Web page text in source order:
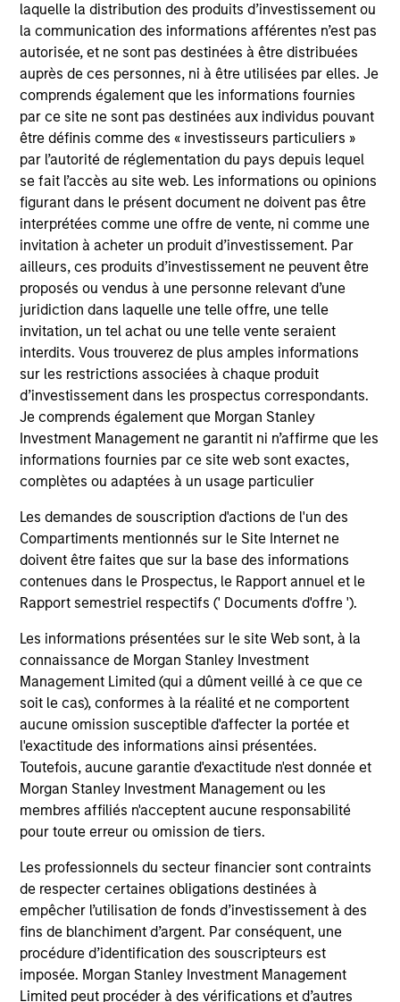
laquelle la distribution des produits d’investissement ou
la communication des informations afférentes n’est pas
autorisée, et ne sont pas destinées à être distribuées
auprès de ces personnes, ni à être utilisées par elles. Je
comprends également que les informations fournies
par ce site ne sont pas destinées aux individus pouvant
être définis comme des « investisseurs particuliers »
par l’autorité de réglementation du pays depuis lequel
se fait l’accès au site web. Les informations ou opinions
figurant dans le présent document ne doivent pas être
interprétées comme une offre de vente, ni comme une
invitation à acheter un produit d’investissement. Par
ailleurs, ces produits d’investissement ne peuvent être
proposés ou vendus à une personne relevant d’une
juridiction dans laquelle une telle offre, une telle
invitation, un tel achat ou une telle vente seraient
interdits. Vous trouverez de plus amples informations
sur les restrictions associées à chaque produit
d’investissement dans les prospectus correspondants.
Je comprends également que Morgan Stanley
Investment Management ne garantit ni n’affirme que les
informations fournies par ce site web sont exactes,
complètes ou adaptées à un usage particulier
Les demandes de souscription d'actions de l'un des
Compartiments mentionnés sur le Site Internet ne
doivent être faites que sur la base des informations
contenues dans le Prospectus, le Rapport annuel et le
Rapport semestriel respectifs (' Documents d'offre ').
Les informations présentées sur le site Web sont, à la
connaissance de Morgan Stanley Investment
Management Limited (qui a dûment veillé à ce que ce
soit le cas), conformes à la réalité et ne comportent
aucune omission susceptible d'affecter la portée et
l'exactitude des informations ainsi présentées.
Toutefois, aucune garantie d'exactitude n'est donnée et
Morgan Stanley Investment Management ou les
membres affiliés n'acceptent aucune responsabilité
pour toute erreur ou omission de tiers.
Les professionnels du secteur financier sont contraints
de respecter certaines obligations destinées à
empêcher l’utilisation de fonds d’investissement à des
fins de blanchiment d’argent. Par conséquent, une
procédure d’identification des souscripteurs est
imposée. Morgan Stanley Investment Management
Limited peut procéder à des vérifications et d’autres
Prior to joining Investment Management in 2010,
Victoria was an associate in Morgan Stanley Smith
Barney's International Wealth Management Group,
where her responsibilities included trade execution,
portfolio analysis, external manager selection and
research coverage. Victoria received a B.A., magna
cum laude, from Brandeis University and a JD from
the Benjamin N. Cardozo School of Law. Victoria
also serves as a Director on the Ceres Managed
Futures LLC Board.
Portfolio Solutions Group
Global Balanced Income Strategy
Invests across global asset classes, aiming
to manage total portfolio risk while
enhancing returns from tactical positioning,
seeking to deliver attractive returns, a
stable income and a measure of downside
protection in volatile markets.
Global Balanced Risk Control Strategy:
Total Portfolio Risk Control
to manage total portfolio risk while
enhancing returns from tactical positioning
and seeking to deliver attractive returns and
downside protection in volatile markets. The
Strategy can be customised to client-
specified risk levels, with a range of
instruments for implementation of asset
class exposures including direct securities,
active funds and ETFs.
Global Balanced Risk Control Strategy:
Fixed Weight Benchmark
Invests across global asset classes, aiming
to manage tracking error around a fixed-
weight benchmark while enhancing returns